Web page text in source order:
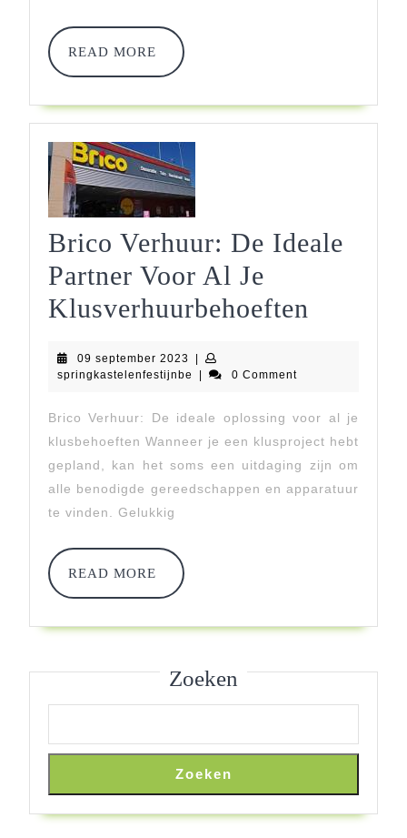
READ MORE
READ
MORE
Brico Verhuur: De Ideale
Partner Voor Al Je
Klusverhuurbehoeften
Ideale
Partner
Voor
Al
09 september 2023 09
september
|
springkastelenfestijnbe springkastelenfestijnbe
| 0 Comment
Brico Verhuur: De ideale oplossing voor al je
klusbehoeften Wanneer je een klusproject hebt
gepland, kan het soms een uitdaging zijn om
alle benodigde gereedschappen en apparatuur
te vinden. Gelukkig
READ MORE
READ
MORE
Zoeken
Zoeken